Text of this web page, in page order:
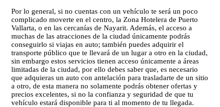
Por lo general, si no cuentas con un vehículo te será un poco
complicado moverte en el centro, la Zona Hotelera de Puerto
Vallarta, o en las cercanías de Nayarit. Además, el acceso a
muchas de las atracciones de la ciudad únicamente podrás
conseguirlo si viajas en auto; también puedes adquirir el
transporte público que te llevará de un lugar a otro en la ciudad,
sin embargo estos servicios tienen acceso únicamente a áreas
limitadas de la ciudad, por ello debes saber que, es necesario
que adquieras un auto con antelación para trasladarte de un sitio
a otro, de esta manera no solamente podrás obtener ofertas y
precios excelentes, si no la confianza y seguridad de que tu
vehículo estará disponible para ti al momento de tu llegada.